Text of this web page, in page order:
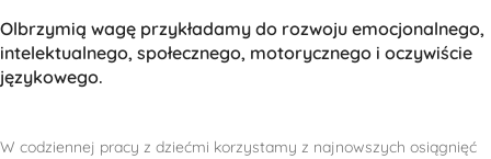
Olbrzymią wagę przykładamy do rozwoju emocjonalnego,
intelektualnego, społecznego, motorycznego i oczywiście
językowego.
W codziennej pracy z dziećmi korzystamy z najnowszych osiągnięć